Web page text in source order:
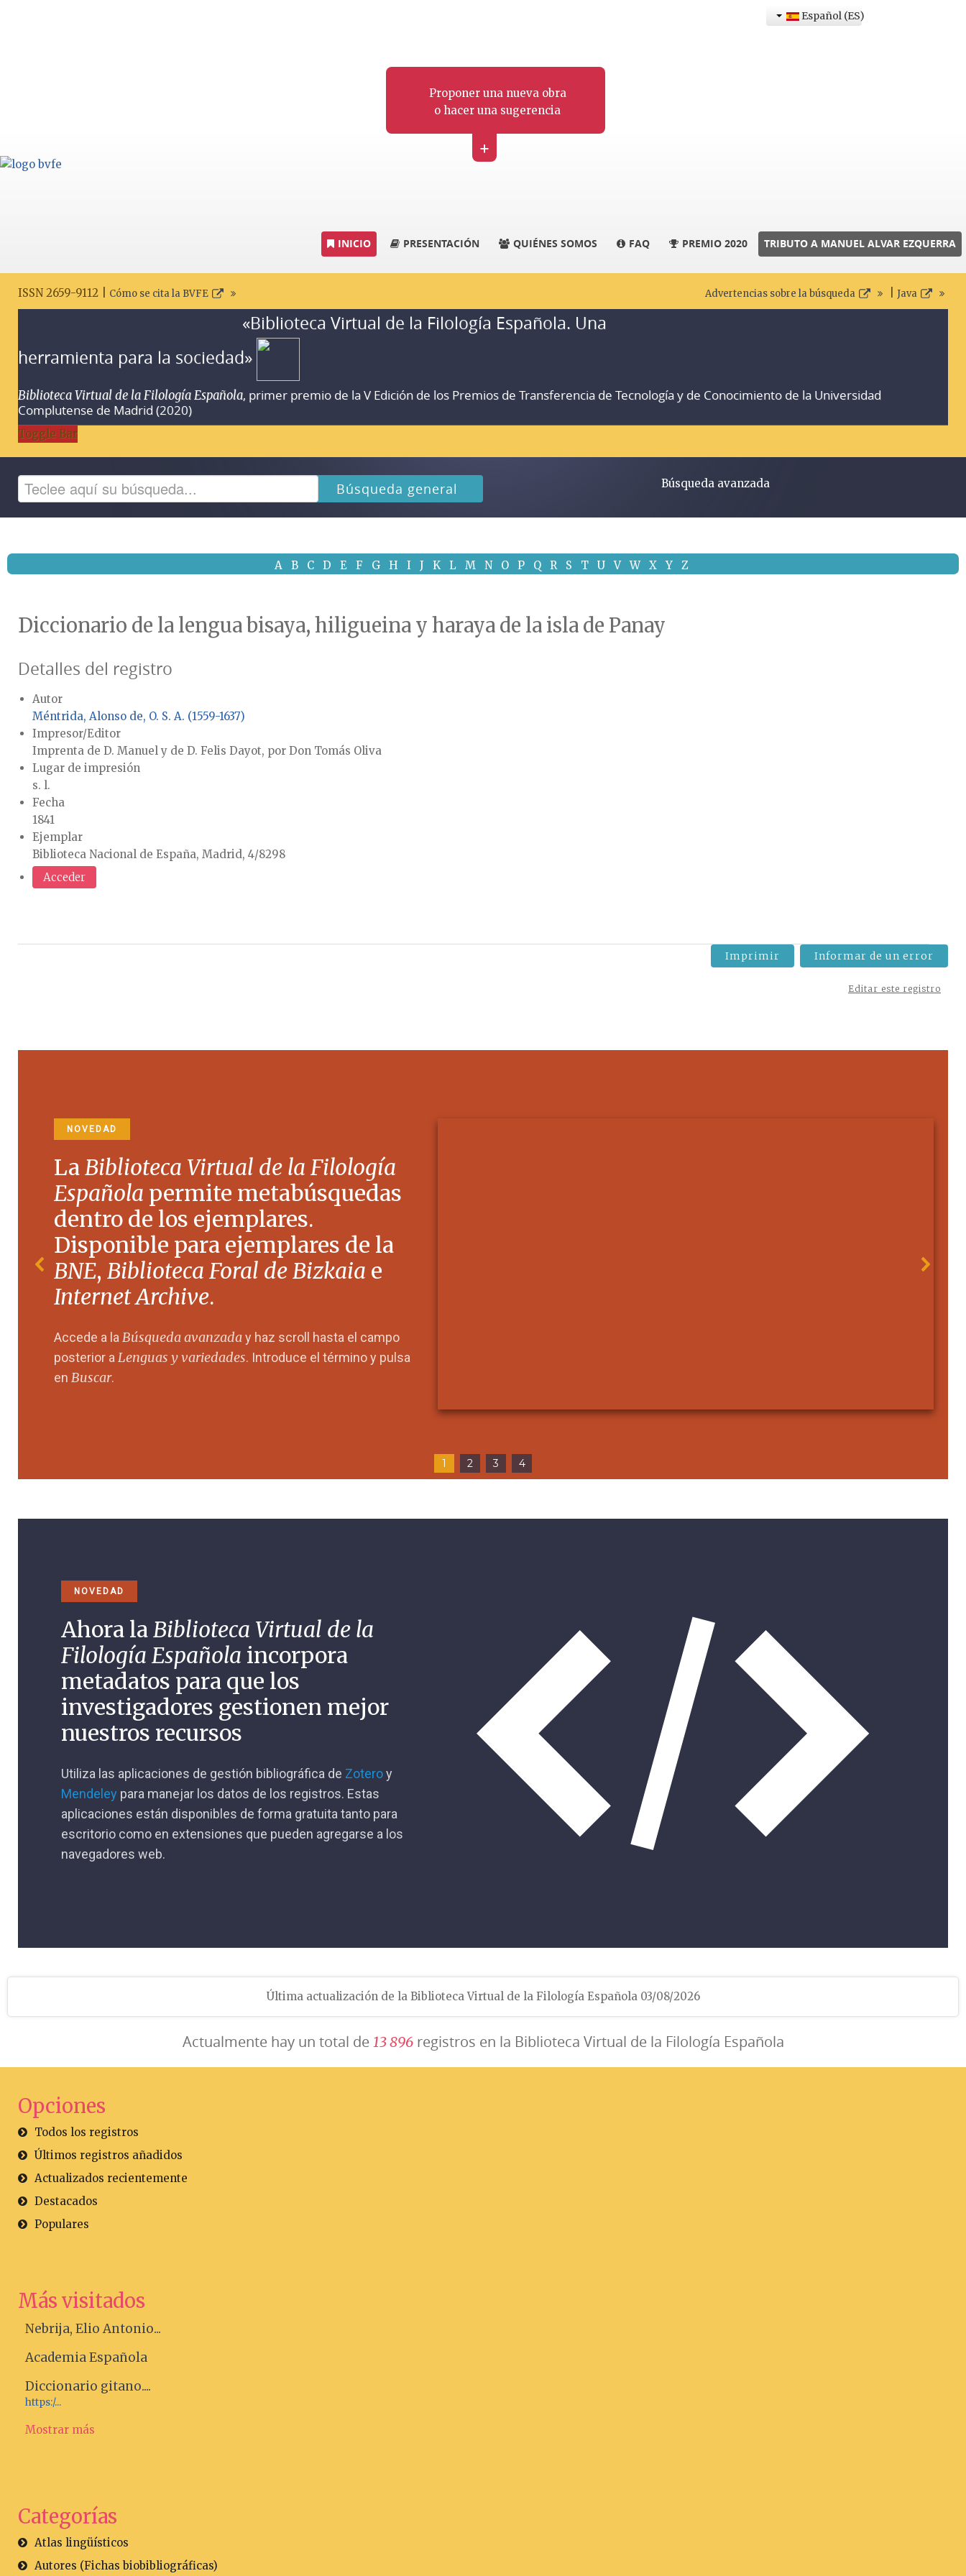
Proponer una nueva obra
o hacer una sugerencia
+
Español (ES)
INICIO PRESENTACIÓN QUIÉNES SOMOS FAQ PREMIO 2020 TRIBUTO A MANUEL ALVAR EZQUERRA
ISSN 2659-9112 | Cómo se cita la BVFE Advertencias sobre la búsqueda Java
«Biblioteca Virtual de la Filología Española. Una
herramienta para la sociedad»
Biblioteca Virtual de la Filología Española, primer premio de la V Edición de los Premios de Transferencia de Tecnología y de Conocimiento de la Universidad
Complutense de Madrid (2020)
Toggle Bar
Búsqueda general Búsqueda avanzada
A B C D E F G H I J K L M N O P Q R S T U V W X Y Z
Diccionario de la lengua bisaya, hiligueina y haraya de la isla de Panay
Detalles del registro
Autor
Méntrida, Alonso de, O. S. A. (1559-1637)
Impresor/Editor
Imprenta de D. Manuel y de D. Felis Dayot, por Don Tomás Oliva
Lugar de impresión
s. l.
Fecha
1841
Ejemplar
Biblioteca Nacional de España, Madrid, 4/8298
Acceder
Imprimir Informar de un error
Editar este registro
NOVEDAD
LaBiblioteca Virtual de la Filología
Española permite metabúsquedas
dentro de los ejemplares.
Disponible para ejemplares de la
BNE, Biblioteca Foral de Bizkaia e
Internet Archive.
Accede a laBúsqueda avanzaday haz scroll hasta el campo
posterior aLenguas y variedades. Introduce el término y pulsa
en Buscar.
1 2 3 4
NOVEDAD
Ahora laBiblioteca Virtual de la
Filología Española incorpora
metadatos para que los
investigadores gestionen mejor
nuestros recursos
Utiliza las aplicaciones de gestión bibliográfica de Zoteroy
Mendeley para manejar los datos de los registros. Estas
aplicaciones están disponibles de forma gratuita tanto para
escritorio como en extensiones que pueden agregarse a los
navegadores web.
Última actualización de la Biblioteca Virtual de la Filología Española 03/08/2026
Actualmente hay un total de 13896registros en la Biblioteca Virtual de la Filología Española
Opciones
Todos los registros
Últimos registros añadidos
Actualizados recientemente
Destacados
Populares
Más visitados
Nebrija, Elio Antonio...
Academia Española
Diccionario gitano....
https:/...
Mostrar más
Categorías
Atlas lingüísticos
Autores (Fichas biobibliográficas)